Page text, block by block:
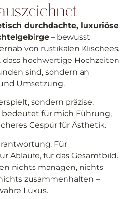
durchdachte, luxuriöse
– bewusst
von rustikalen Klischees.
dass hochwertige Hochzeiten
sind, sondern an
Umsetzung.
sondern präzise.
für mich Führung,
Gespür für Ästhetik.
Für
Abläufe, für das Gesamtbild.
nichts managen, nichts
zusammenhalten –
Luxus.